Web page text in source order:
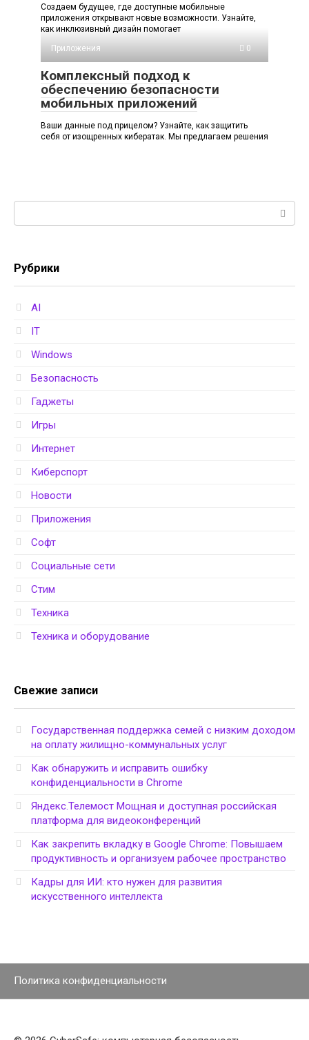
Создаем будущее, где доступные мобильные
приложения открывают новые возможности. Узнайте,
как инклюзивный дизайн помогает
Приложения
0
Комплексный подход к
обеспечению безопасности
мобильных приложений
Ваши данные под прицелом? Узнайте, как защитить
себя от изощренных кибератак. Мы предлагаем решения
Рубрики
AI
IT
Windows
Безопасность
Гаджеты
Игры
Интернет
Киберспорт
Новости
Приложения
Софт
Социальные сети
Стим
Техника
Техника и оборудование
Свежие записи
Государственная поддержка семей с низким доходом
на оплату жилищно-коммунальных услуг
Как обнаружить и исправить ошибку
конфиденциальности в Chrome
Яндекс.Телемост Мощная и доступная российская
платформа для видеоконференций
Как закрепить вкладку в Google Chrome: Повышаем
продуктивность и организуем рабочее пространство
Кадры для ИИ: кто нужен для развития
искусственного интеллекта
Политика конфиденциальности